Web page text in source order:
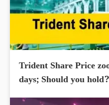
Trident Share Price
days; Should you hold?